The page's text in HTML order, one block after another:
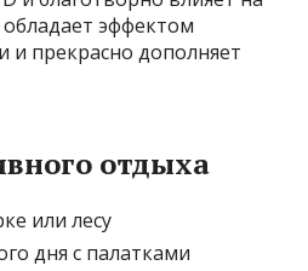
эффектом
и прекрасно дополняет
отдыха
или лесу
дня с палатками